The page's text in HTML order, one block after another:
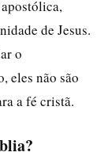
de Jesus.
o
eles não são
a fé cristã.